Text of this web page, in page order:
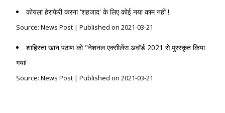
कोयला हेराफेरी करना 'शहजाद' के लिए कोई नया काम नहीं !
Source: News Post Published on 2021-03-21
शाहिस्ता खान पठाण को "नेशनल एक्सीलेंस अवॉर्ड 2021 से पुरस्कृत किया
गया!
Source: News Post Published on 2021-03-21